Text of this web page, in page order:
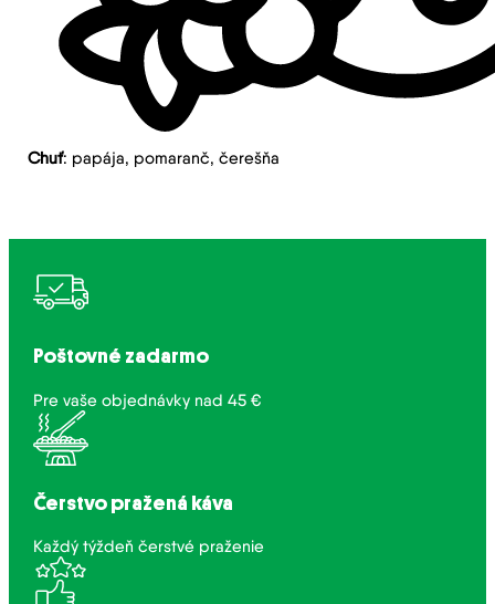
Chuť: papája, pomaranč, čerešňa
Poštovné zadarmo
Pre vaše objednávky nad 45 €
Čerstvo pražená káva
Každý týždeň čerstvé praženie